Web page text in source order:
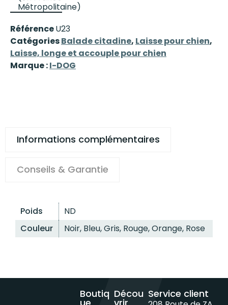
Métropolitaine)
RéférenceU23
CatégoriesBalade citadine, Laisse pour chien,
Laisse, longe et accouple pour chien
Marque :I-DOG
Informations complémentaires
Conseils & Garantie
Poids
ND
Couleur
Noir, Bleu, Gris, Rouge, Orange, Rose
Décou
Boutiq Service client